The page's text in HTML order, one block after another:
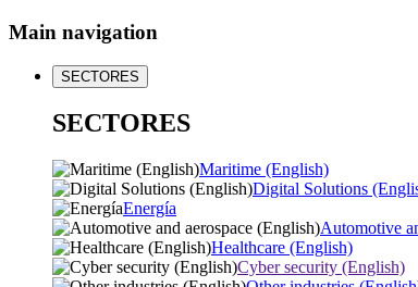
Main navigation
SECTORES
SECTORES
Maritime (English)
Digital Solutions
Energía
Automotive
Healthcare (English)
Cyber security (English)